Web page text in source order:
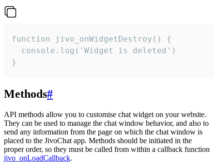
function jivo_onWidgetDestroy() {
  console.log('Widget is deleted')
}
Methods#
API methods allow you to customise chat widget on your website.
They can be used to manage the chat window behavior, and also to
send any information from the page on which the chat window is
placed to the JivoChat app. Methods should be initiated in the
proper order, so they must be called from within a callback function
jivo_onLoadCallback.